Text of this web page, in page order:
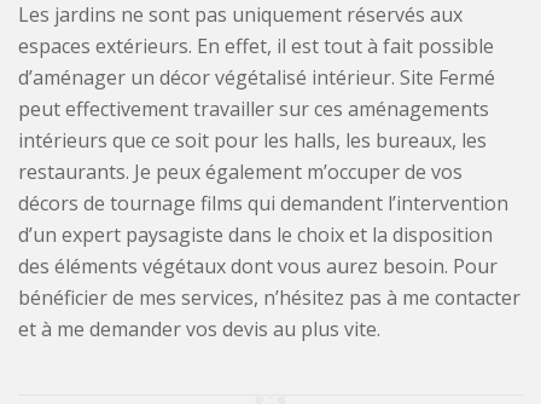
Les jardins ne sont pas uniquement réservés aux
espaces extérieurs. En effet, il est tout à fait possible
d’aménager un décor végétalisé intérieur. Site Fermé
peut effectivement travailler sur ces aménagements
intérieurs que ce soit pour les halls, les bureaux, les
restaurants. Je peux également m’occuper de vos
décors de tournage films qui demandent l’intervention
d’un expert paysagiste dans le choix et la disposition
des éléments végétaux dont vous aurez besoin. Pour
bénéficier de mes services, n’hésitez pas à me contacter
et à me demander vos devis au plus vite.